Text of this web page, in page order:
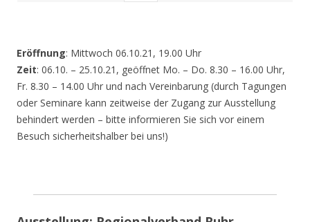
Eröffnung: Mittwoch 06.10.21, 19.00 Uhr
Zeit: 06.10. – 25.10.21, geöffnet Mo. – Do. 8.30 – 16.00 Uhr,
Fr. 8.30 – 14.00 Uhr und nach Vereinbarung (durch Tagungen
oder Seminare kann zeitweise der Zugang zur Ausstellung
behindert werden – bitte informieren Sie sich vor einem
Besuch sicherheitshalber bei uns!)